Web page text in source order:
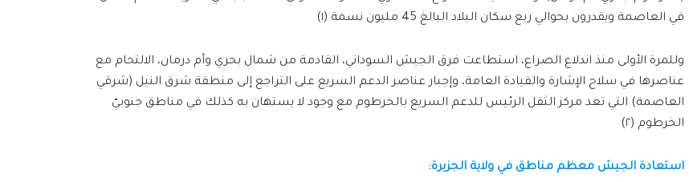
في العاصمة ويقدرون بحوالي ربع سكان البلاد البالغ 45 مليون نسمة (١)
وللمرة الأولى منذ اندلاع الصراع، استطاعت فرق الجيش السوداني، القادمة من شمال بحري وأم درمان، الالتحام مع
عناصرها في سلاح الإشارة والقيادة العامة، وإجبار عناصر الدعم السريع على التراجع إلى منطقة شرق النيل (شرقي
العاصمة) التي تعد مركز الثقل الرئيس للدعم السريع بالخرطوم مع وجود لا يستهان به كذلك في مناطق جنوبيّ
الخرطوم (٢)
استعادة الجيش معظم مناطق في ولاية الجزيرة: